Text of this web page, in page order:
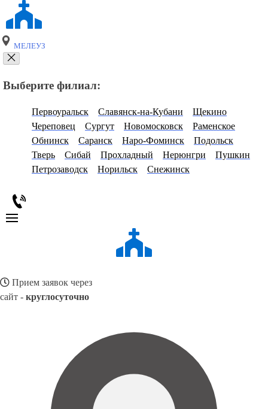
МЕЛЕУЗ
Выберите филиал:
Первоуральск Славянск-на-Кубани
Щекино
Череповец
Сургут Новомосковск
Раменское
Обнинск
Саранск Наро-Фоминск
Подольск
Тверь
Сибай Прохладный Нерюнгри
Пушкин
Петрозаводск
Норильск Снежинск
Прием заявок через
сайт - круглосуточно